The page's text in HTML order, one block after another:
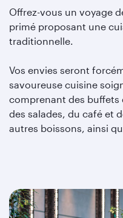
Offrez-vous un voyage
primé proposant une
traditionnelle.
Vos envies seront
savoureuse cuisine
comprenant des buffets
des salades, du café et
autres boissons, ainsi